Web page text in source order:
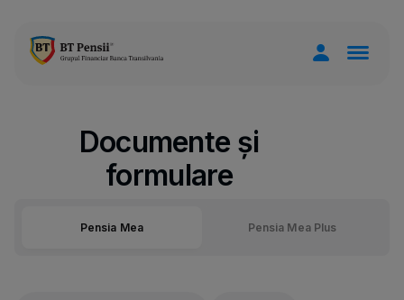
Documente și
formulare
Pensia Mea Pensia Mea Plus